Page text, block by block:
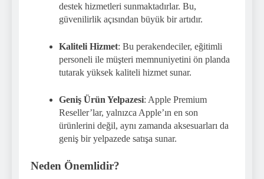
destek hizmetleri sunmaktadırlar. Bu,
güvenilirlik açısından büyük bir artıdır.
Kaliteli Hizmet: Bu perakendeciler, eğitimli
personeli ile müşteri memnuniyetini ön planda
tutarak yüksek kaliteli hizmet sunar.
Geniş Ürün Yelpazesi: Apple Premium
Reseller’lar, yalnızca Apple’ın en son
ürünlerini değil, aynı zamanda aksesuarları da
geniş bir yelpazede satışa sunar.
Neden Önemlidir?